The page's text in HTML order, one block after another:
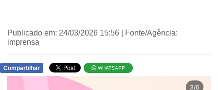
Publicado em: 24/03/2026 15:56 | Fonte/Agência:
imprensa
Compartilhar WHATSAPP